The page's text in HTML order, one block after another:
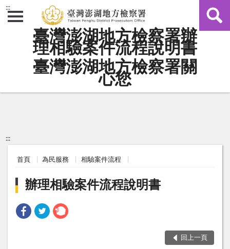
臺灣澎湖地方檢察署辦
理相驗案件流程說明書
臺灣澎湖地方檢察署關
心您
:::
:::
首頁 為民服務 相驗案件流程
辦理相驗案件流程說明書
回上一頁